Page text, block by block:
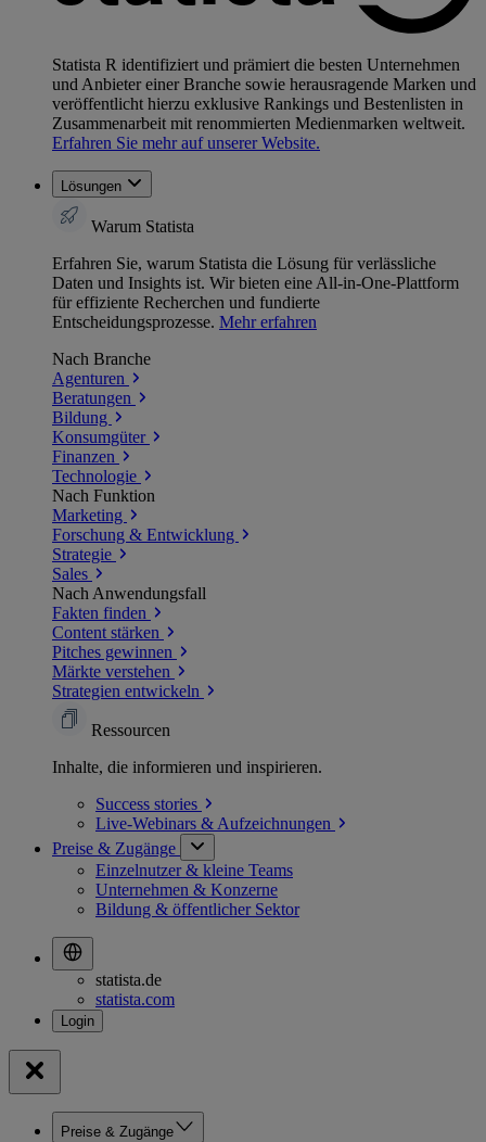
Statista R identifiziert und prämiert die besten Unternehmen
und Anbieter einer Branche sowie herausragende Marken und
veröffentlicht hierzu exklusive Rankings und Bestenlisten in
Zusammenarbeit mit renommierten Medienmarken weltweit.
Erfahren Sie mehr auf unserer Website.
Lösungen
Warum Statista
Erfahren Sie, warum Statista die Lösung für verlässliche
Daten und Insights ist. Wir bieten eine All-in-One-Plattform
für effiziente Recherchen und fundierte
Entscheidungsprozesse. Mehr erfahren
Nach Branche
Agenturen
Beratungen
Bildung
Konsumgüter
Finanzen
Technologie
Nach Funktion
Marketing
Forschung & Entwicklung
Strategie
Sales
Nach Anwendungsfall
Fakten finden
Content stärken
Pitches gewinnen
Märkte verstehen
Strategien entwickeln
Ressourcen
Inhalte, die informieren und inspirieren.
Success stories
Live-Webinars & Aufzeichnungen
Preise & Zugänge
Einzelnutzer & kleine Teams
Unternehmen & Konzerne
Bildung & öffentlicher Sektor
statista.de
statista.com
Preise & Zugänge